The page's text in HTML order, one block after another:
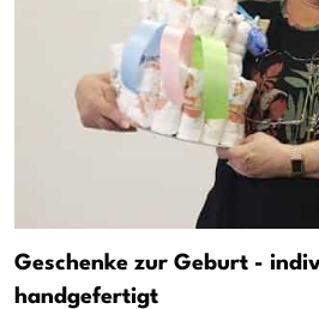
Geschenke zur Geburt -
handgefertigt